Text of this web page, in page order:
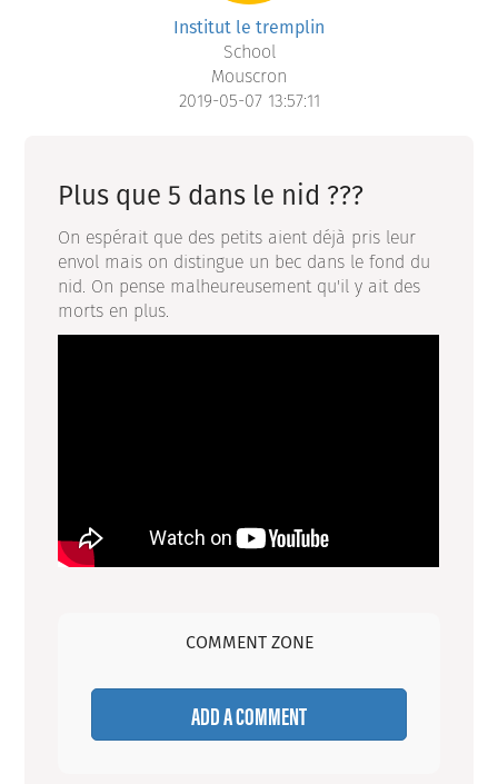
Institut le tremplin
School
Mouscron
2019-05-07 13:57:11
Plus que 5 dans le nid ???
On espérait que des petits aient déjà pris leur
envol mais on distingue un bec dans le fond du
nid. On pense malheureusement qu'il y ait des
morts en plus.
COMMENT ZONE
ADD A COMMENT